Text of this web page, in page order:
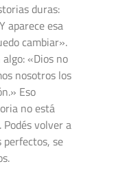
duras:
aparece esa
cambiar».
«Dios no
nosotros los
Eso
no está
volver a
perfectos, se